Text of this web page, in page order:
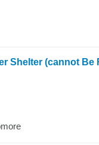
Shelter (cannot Be